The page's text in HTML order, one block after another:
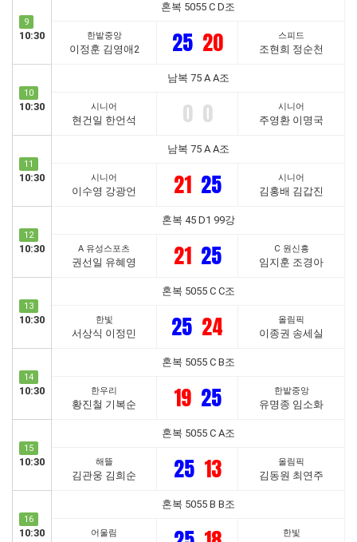
9
10:30
혼복 5055 C D조
한밭중앙
이정훈 김영애2 25 20 스피드
조현희 정순천
10
10:30
남복 75 A A조
시니어
현건일 한언석 0 0 시니어
주영환 이명국
11
10:30
남복 75 A A조
시니어
이수영 강광언 21 25 시니어
김홍배 김갑진
12
10:30
혼복 45 D1 99강
A 유성스포츠
권선일 유혜영 21 25 C 원신흥
임지훈 조경아
13
10:30
혼복 5055 C C조
한빛
서상식 이정민 25 24 올림픽
이종권 송세실
14
10:30
혼복 5055 C B조
한우리
황진철 기복순 19 25 한밭중앙
유명종 임소화
15
10:30
혼복 5055 C A조
해뜰
김관웅 김희순 25 13 올림픽
김동원 최연주
16
10:30
혼복 5055 B B조
어울림 한빛